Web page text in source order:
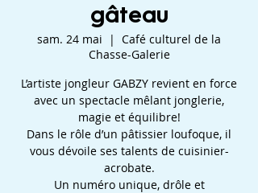
gâteau
sam. 24 mai
  |
Café culturel de la
Chasse-Galerie
L’artiste jongleur GABZY revient en force
avec un spectacle mêlant jonglerie,
magie et équilibre!
Dans le rôle d’un pâtissier loufoque, il
vous dévoile ses talents de cuisinier-
acrobate.
Un numéro unique, drôle et